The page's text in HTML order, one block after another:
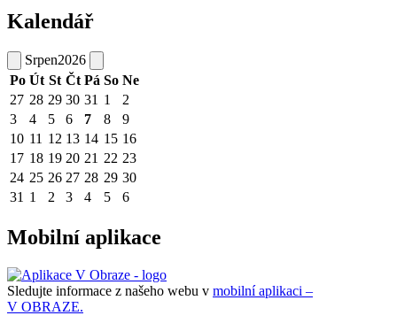
Kalendář
Srpen2026
Po Út St Čt Pá So Ne
27 28 29 30 31 1
2
3
4 5 6 7 8
9
10 11 12 13 14 15 16
17 18 19 20 21 22 23
24 25 26 27 28 29 30
31 1 2 3 4 5 6
Mobilní aplikace
Sledujte informace z našeho webu v mobilní aplikaci –
V OBRAZE.